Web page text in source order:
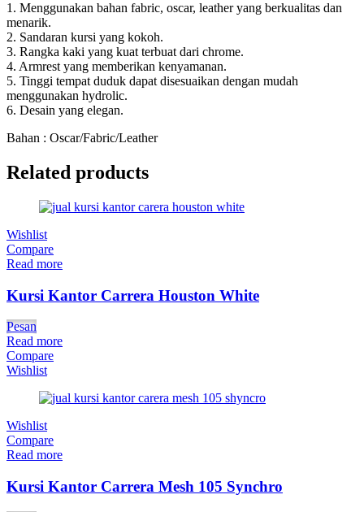
1. Menggunakan bahan fabric, oscar, leather yang berkualitas dan
menarik.
2. Sandaran kursi yang kokoh.
3. Rangka kaki yang kuat terbuat dari chrome.
4. Armrest yang memberikan kenyamanan.
5. Tinggi tempat duduk dapat disesuaikan dengan mudah
menggunakan hydrolic.
6. Desain yang elegan.
Bahan : Oscar/Fabric/Leather
Related products
Wishlist
Compare
Read more
Kursi Kantor Carrera Houston White
Pesan
Read more
Compare
Wishlist
Wishlist
Compare
Read more
Kursi Kantor Carrera Mesh 105 Synchro